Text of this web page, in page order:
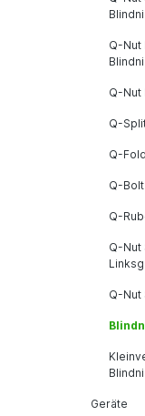
Q-Nut
Q-Nut
Q-
Q-
Q-
Q-
Q-Nut
Q-Nut
Geräte